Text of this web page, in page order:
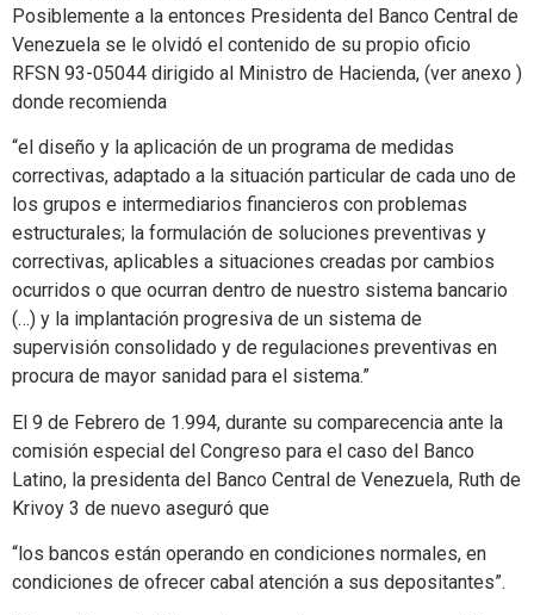
Posiblemente a la entonces Presidenta del Banco Central de
Venezuela se le olvidó el contenido de su propio oficio
RFSN 93-05044 dirigido al Ministro de Hacienda, (ver anexo )
donde recomienda
“el diseño y la aplicación de un programa de medidas
correctivas, adaptado a la situación particular de cada uno de
los grupos e intermediarios financieros con problemas
estructurales; la formulación de soluciones preventivas y
correctivas, aplicables a situaciones creadas por cambios
ocurridos o que ocurran dentro de nuestro sistema bancario
(…) y la implantación progresiva de un sistema de
supervisión consolidado y de regulaciones preventivas en
procura de mayor sanidad para el sistema.”
El 9 de Febrero de 1.994, durante su comparecencia ante la
comisión especial del Congreso para el caso del Banco
Latino, la presidenta del Banco Central de Venezuela, Ruth de
Krivoy 3 de nuevo aseguró que
“los bancos están operando en condiciones normales, en
condiciones de ofrecer cabal atención a sus depositantes”.